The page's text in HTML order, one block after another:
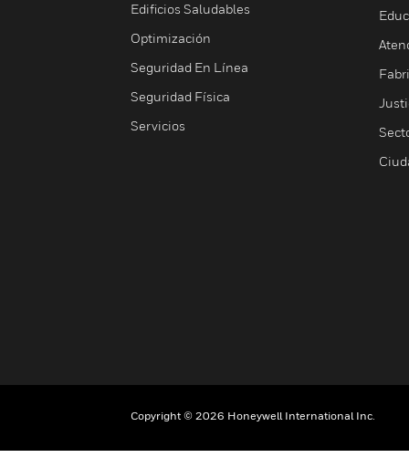
Edificios Saludables
Optimización
Seguridad En Línea
Seguridad Física
Servicios
Copyright © 2026 Honeywell International Inc.